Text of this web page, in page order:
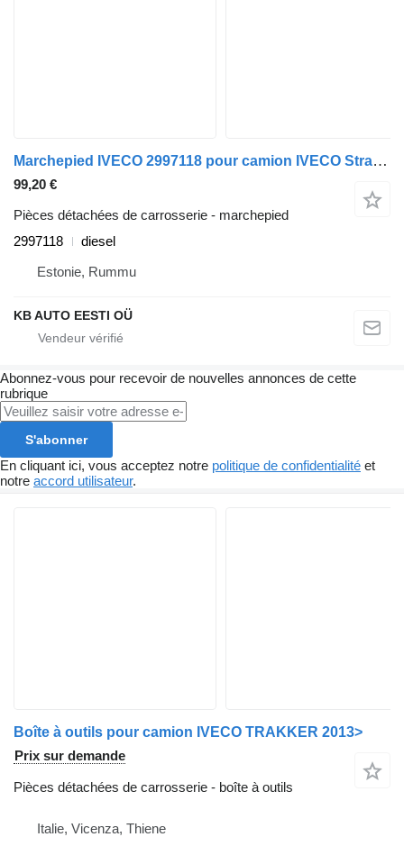
Marchepied IVECO 2997118 pour camion IVECO Stralis, Trakker (2002-)
99,20 €
Pièces détachées de carrosserie - marchepied
2997118
diesel
Estonie, Rummu
KB AUTO EESTI OÜ
Abonnez-vous pour recevoir de nouvelles annonces de cette
rubrique
S'abonner
En cliquant ici, vous acceptez notre politique de confidentialité et
notre accord utilisateur.
Boîte à outils pour camion IVECO TRAKKER 2013>
Prix sur demande
Pièces détachées de carrosserie - boîte à outils
Italie, Vicenza, Thiene